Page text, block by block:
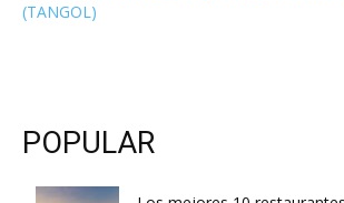
(TANGOL)
POPULAR